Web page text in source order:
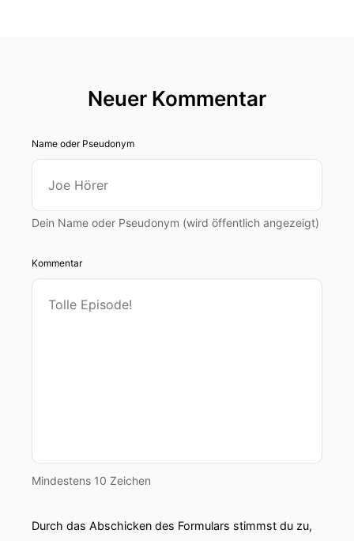
Neuer Kommentar
Name oder Pseudonym
Dein Name oder Pseudonym (wird öffentlich angezeigt)
Kommentar
Mindestens 10 Zeichen
Durch das Abschicken des Formulars stimmst du zu,